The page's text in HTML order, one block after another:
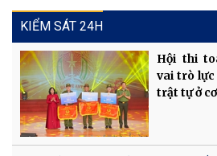
KIỂM SÁT 24H
Hội thi
vai trò lực
trật tự ở